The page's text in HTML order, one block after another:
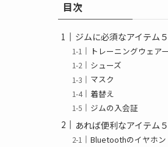
ー目次
ジムに必須なアイテム
トレーニングウェア
シューズ
マスク
着替え
ジムの入会証
あれば便利なアイテム
Bluetoothのイヤホン